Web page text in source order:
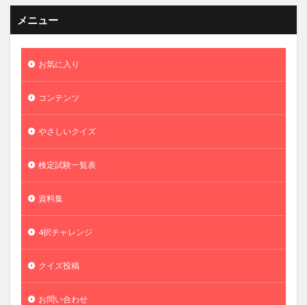
メニュー
お気に入り
コンテンツ
やさしいクイズ
検定試験一覧表
資料集
4択チャレンジ
クイズ投稿
お問い合わせ